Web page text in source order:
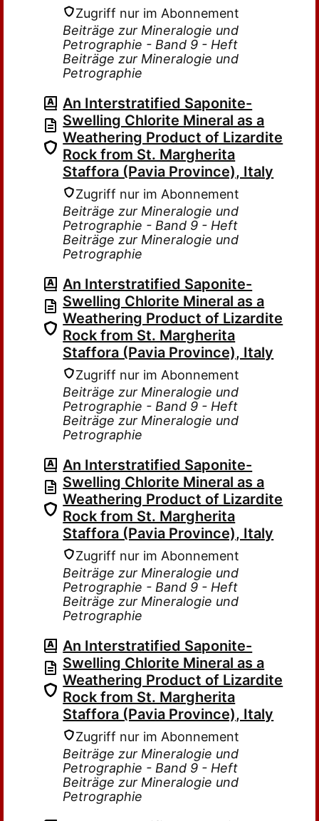
Zugriff nur im Abonnement
Beiträge zur Mineralogie und
Petrographie - Band 9 - Heft
Beiträge zur Mineralogie und
Petrographie
An Interstratified Saponite-
Swelling Chlorite Mineral as a
Weathering Product of Lizardite
Rock from St. Margherita
Staffora (Pavia Province), Italy
Zugriff nur im Abonnement
Beiträge zur Mineralogie und
Petrographie - Band 9 - Heft
Beiträge zur Mineralogie und
Petrographie
An Interstratified Saponite-
Swelling Chlorite Mineral as a
Weathering Product of Lizardite
Rock from St. Margherita
Staffora (Pavia Province), Italy
Zugriff nur im Abonnement
Beiträge zur Mineralogie und
Petrographie - Band 9 - Heft
Beiträge zur Mineralogie und
Petrographie
An Interstratified Saponite-
Swelling Chlorite Mineral as a
Weathering Product of Lizardite
Rock from St. Margherita
Staffora (Pavia Province), Italy
Zugriff nur im Abonnement
Beiträge zur Mineralogie und
Petrographie - Band 9 - Heft
Beiträge zur Mineralogie und
Petrographie
An Interstratified Saponite-
Swelling Chlorite Mineral as a
Weathering Product of Lizardite
Rock from St. Margherita
Staffora (Pavia Province), Italy
Zugriff nur im Abonnement
Beiträge zur Mineralogie und
Petrographie - Band 9 - Heft
Beiträge zur Mineralogie und
Petrographie